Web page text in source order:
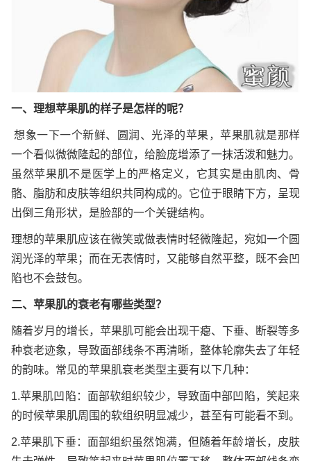
一、理想苹果肌的样子是怎样的呢？
想象一下一个新鲜、圆润、光泽的苹果，苹果肌就是那样
一个看似微微隆起的部位，给脸庞增添了一抹活泼和魅力。
虽然苹果肌不是医学上的严格定义，它其实是由肌肉、骨
骼、脂肪和皮肤等组织共同构成的。它位于眼睛下方，呈现
出倒三角形状，是脸部的一个关键结构。
理想的苹果肌应该在微笑或做表情时轻微隆起，宛如一个圆
润光泽的苹果；而在无表情时，又能够自然平整，既不会凹
陷也不会鼓包。
二、苹果肌的衰老有哪些类型？
随着岁月的增长，苹果肌可能会出现干瘪、下垂、断裂等多
种衰老迹象，导致面部线条不再清晰，整体轮廓失去了年轻
的韵味。常见的苹果肌衰老类型主要有以下几种：
1.苹果肌凹陷：面部软组织较少，导致面中部凹陷，笑起来
的时候苹果肌周围的软组织明显减少，甚至有可能看不到。
2.苹果肌下垂：面部组织虽然饱满，但随着年龄增长，皮肤